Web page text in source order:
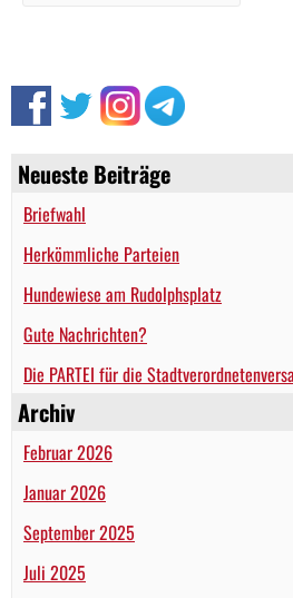
Neueste Beiträge
Briefwahl
Herkömmliche Parteien
Hundewiese am Rudolphsplatz
Gute Nachrichten?
Die PARTEI für die
Archiv
Februar 2026
Januar 2026
September 2025
Juli 2025